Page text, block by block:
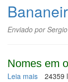
Enviado por
Nomes em
Leia mais sobre
24359